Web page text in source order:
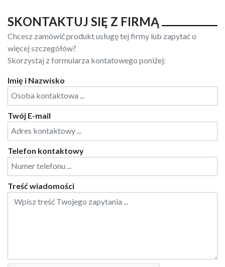
SKONTAKTUJ SIĘ Z FIRMĄ
Chcesz zamówić produkt usługę tej firmy lub zapytać o
więcej szczegółów?
Skorzystaj z formularza kontatowego poniżej:
Imię i Nazwisko
Twój E-mail
Telefon kontaktowy
Treść wiadomości